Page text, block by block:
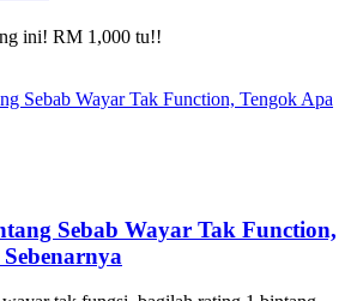
ini! RM 1,000 tu!!
Sebab Wayar Tak Function,